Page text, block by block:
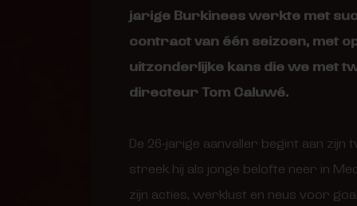
jarige Burkinees werkte met
contract van één seizoen, met
uitzonderlijke kans die we met
directeur Tom Caluwé.
De 26-jarige aanvaller begint aan zijn
streek hij als jonge belofte neer in
zijn acties, werklust en neus voor